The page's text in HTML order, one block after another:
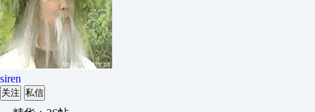
siren
关注 私信